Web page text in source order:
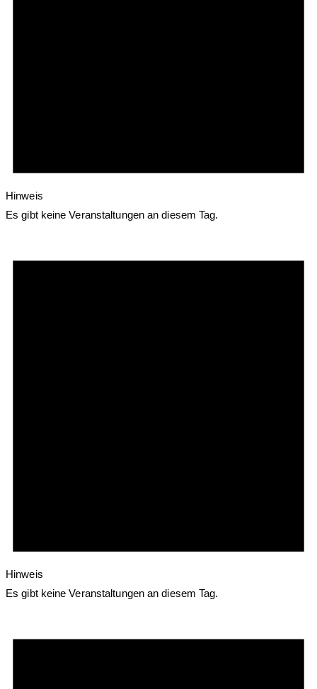
Hinweis
Es gibt keine Veranstaltungen an diesem Tag.
Hinweis
Es gibt keine Veranstaltungen an diesem Tag.